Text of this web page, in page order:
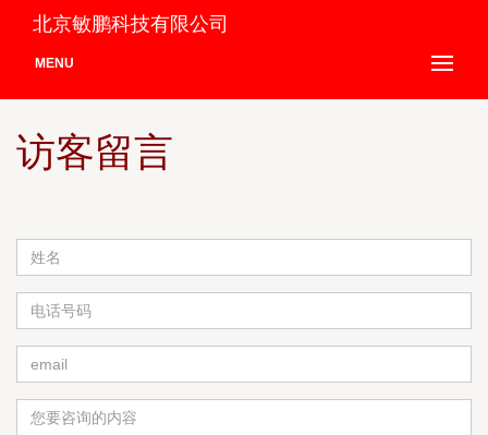
北京敏鹏科技有限公司
MENU
访客留言